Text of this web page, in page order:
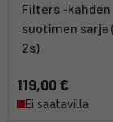
Filters -kahden
suotimen sarja
2s)
119,00 €
Ei saatavilla